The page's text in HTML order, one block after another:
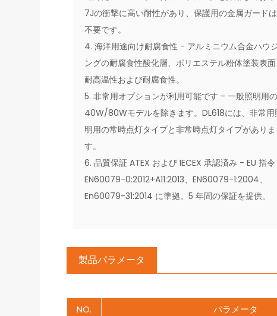
7Jの衝撃に高い耐性があり、保護用の金属ガードは
不要です。
4. 海洋用途向け耐腐食性 - アルミニウム合金ハウ
ングの耐腐食性酸化層、ポリエステル粉体塗装表面
耐高温性および耐腐食性。
5. 非常用オプションが利用可能です - 一般照明用の
40W/80Wモデルを除きます。DL618には、非常用
明用の常時点灯タイプと非常時点灯タイプがありま
す。
6. 品質保証 ATEX および IECEX 承認済み - EU 指令
EN60079-0:2012+A11:2013、EN60079-1:2004、
En60079-31:2014 に準拠。5 年間の保証を提供。
製品パラメータ
NO. パラメータ